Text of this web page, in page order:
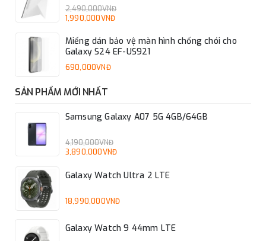
2,490,000VNĐ
1,990,000VNĐ
Miếng dán bảo vệ màn hình chống chói cho
Galaxy S24 EF-US921
690,000VNĐ
SẢN PHẨM MỚI NHẤT
Samsung Galaxy A07 5G 4GB/64GB
4,190,000VNĐ
3,890,000VNĐ
Galaxy Watch Ultra 2 LTE
18,990,000VNĐ
Galaxy Watch 9 44mm LTE